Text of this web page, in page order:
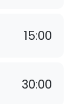
15:00
30:00